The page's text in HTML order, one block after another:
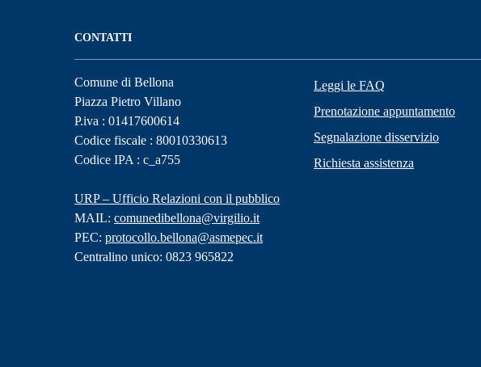
CONTATTI
Comune di Bellona
Piazza Pietro Villano
P.iva : 01417600614
Codice fiscale : 80010330613
Codice IPA : c_a755
URP – Ufficio Relazioni con il pubblico
MAIL: comunedibellona@virgilio.it
PEC: protocollo.bellona@asmepec.it
Centralino unico: 0823 965822
Leggi le FAQ
Prenotazione appuntamento
Segnalazione disservizio
Richiesta assistenza